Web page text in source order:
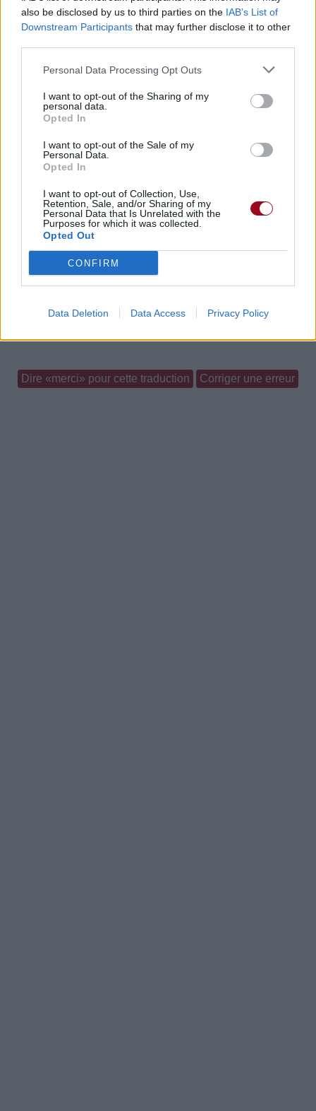
also be disclosed by us to third parties on the IAB’s List of
Downstream Participants that may further disclose it to other
Personal Data Processing Opt Outs
I want to opt-out of the Sharing of my
personal data.
Opted In
I want to opt-out of the Sale of my
Personal Data.
Opted In
I want to opt-out of Collection, Use,
Retention, Sale, and/or Sharing of my
Personal Data that Is Unrelated with the
Purposes for which it was collected.
Opted Out
CONFIRM
Data Deletion Data Access Privacy Policy
Trouver des vinyles et des CD sur
Paroles + Traduction Téléchargement
Vidéos
Commentaires
Voir la vidéo de «Fisher Lass»
Concert/Live
⇑
Paroles + Traduction Téléchargement
Vidéos
Commentaires
Dire «merci» pour cette traduction Corriger une erreur